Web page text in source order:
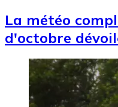
La météo
d'octobre
Image